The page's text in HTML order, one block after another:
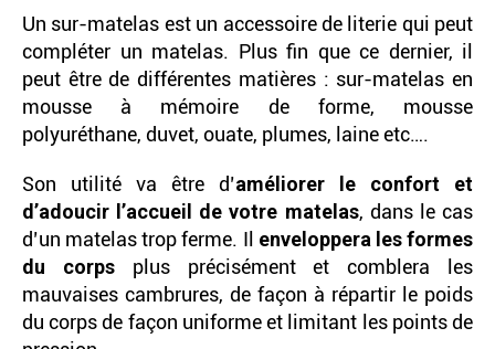
Un sur-matelas est un accessoire de literie qui peut
compléter un matelas. Plus fin que ce dernier, il
peut être de différentes matières : sur-matelas en
mousse à mémoire de forme, mousse
polyuréthane, duvet, ouate, plumes, laine etc….
Son utilité va être d’améliorer le confort et
d’adoucir l’accueil de votre matelas, dans le cas
d’un matelas trop ferme. Il enveloppera les formes
du corpsplus précisément et comblera les
mauvaises cambrures, de façon à répartir le poids
du corps de façon uniforme et limitant les points de